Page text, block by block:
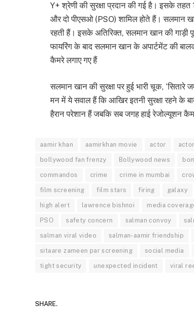
Y+ श्रेणी की सुरक्षा प्रदान की गई है। इसके तहत
और दो पीएसओ (PSO) शामिल होते हैं। सलमान
रहती हैं। इसके अतिरिक्त, सलमान खान की
फायरिंग के बाद सलमान खान के अपार्टमेंट की
कैमरे लगाए गए हैं
सलमान खान की सुरक्षा पर हुई भारी चूक,
मन में ये सवाल हैं कि आखिर इतनी सुरक्षा रहने के
हैरान परेशान हैं जबकि सब जगह हाई रेजोल्यूशन
aamir khan aamirkhan movie actor
bollywood fan frenzy Bollywood news
commandos crime crime in mumbai
film screening film stars firing galaxy
high alert lawrence bishnoi media
PSO safety concern salman convoy
salman viral video salman-aamir friendship
sitaare zameen par screening social media
tight security unexpected incident viral
SHARE.